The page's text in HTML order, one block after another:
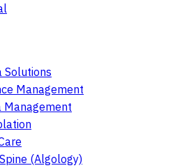
Solutions
Management
Management
(Algology)